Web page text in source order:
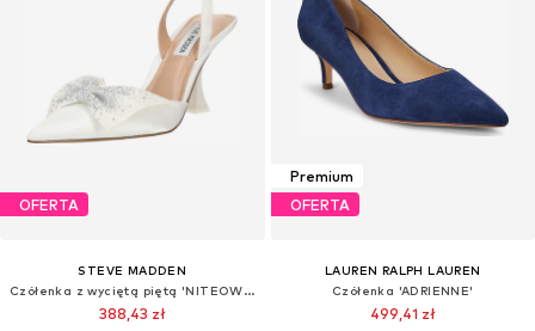
OFERTA
STEVE MADDEN
Czółenka z wyciętą piętą 'NITEOWL-P'
388,43 zł
Premium
OFERTA
LAUREN RALPH LAUREN
Czółenka 'ADRIENNE'
499,41 zł